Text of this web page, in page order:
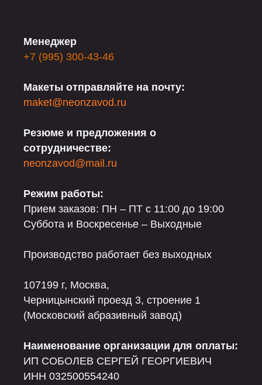
Менеджер
+7 (995) 300-43-46
Макеты отправляйте на почту:
maket@neonzavod.ru
Резюме и предложения о
сотрудничестве:
neonzavod@mail.ru
Режим работы:
Прием заказов: ПН – ПТ с 11:00 до 19:00
Суббота и Воскресенье – Выходные
Производство работает без выходных
107199 г, Москва,
Черницынский проезд 3, строение 1
(Московский абразивный завод)
Наименование организации для оплаты:
ИП СОБОЛЕВ СЕРГЕЙ ГЕОРГИЕВИЧ
ИНН 032500554240